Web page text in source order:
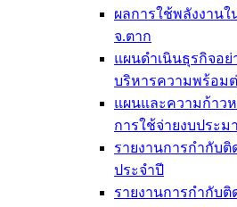
ผลการใช้พลังงานใ
จ.ตาก
แผนดำเนินธุรกิจอย่
บริหารความพร้อม
แผนและความก้าว
การใช้จ่ายงบประม
รายงานการกำกับ
ประจำปี
รายงานการกำกับติ